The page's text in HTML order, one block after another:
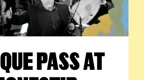
PASS AT